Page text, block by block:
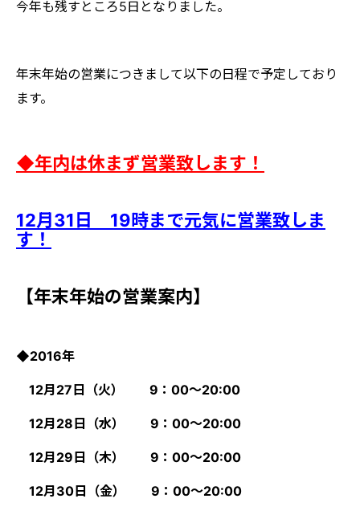
今年も残すところ5日となりました。
年末年始の営業につきまして以下の日程で予定しており
ます。
◆年内は休まず営業致します！
12月31日 19時まで元気に営業致しま
す！
【年末年始の営業案内】
◆2016年
12月27日（火） 9：00～20:00
12月28日（水） 9：00～20:00
12月29日（木） 9：00～20:00
12月30日（金） 9：00～20:00